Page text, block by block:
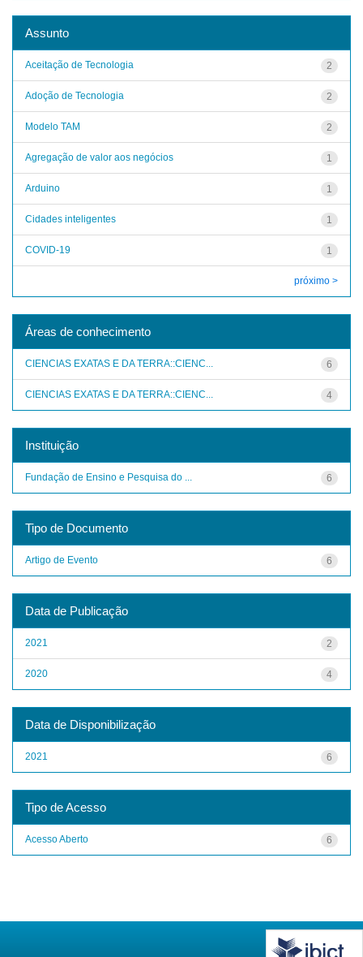
Assunto
2
Aceitação de Tecnologia
2
Adoção de Tecnologia
2
Modelo TAM
1
Agregação de valor aos negócios
1
Arduino
1
Cidades inteligentes
1
COVID-19
próximo >
Áreas de conhecimento
6
CIENCIAS EXATAS E DA TERRA::CIENC...
4
CIENCIAS EXATAS E DA TERRA::CIENC...
Instituição
6
Fundação de Ensino e Pesquisa do ...
Tipo de Documento
6
Artigo de Evento
Data de Publicação
2
2021
4
2020
Data de Disponibilização
6
2021
Tipo de Acesso
6
Acesso Aberto